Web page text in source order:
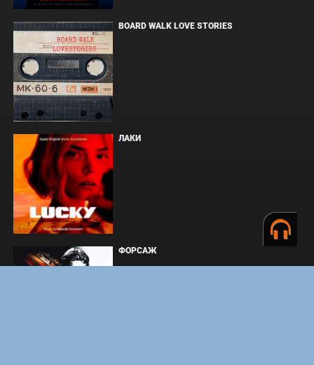
BOARD WALK LOVE STORIES
ЛАКИ
ФОРСАЖ